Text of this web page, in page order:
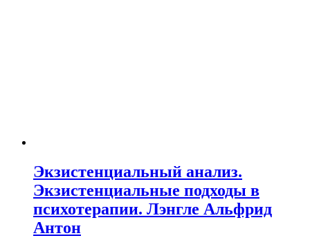
Экзистенциальный анализ.
Экзистенциальные подходы в
психотерапии. Лэнгле Альфрид
Антон